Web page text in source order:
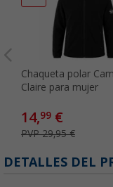
Chaqueta polar
Claire para mujer
14,99 €
PVP 29,95 €
DETALLES DEL